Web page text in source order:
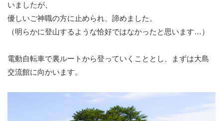
いましたが、
優しいご神職の方に止められ、諦めました。
（明らかに登山するような恰好ではなかったと思います…）
電動自転車で裏ルートから登っていくこととし、まずは大島
交流館に向かいます。